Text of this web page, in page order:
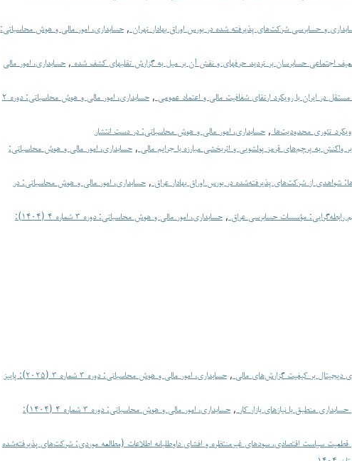
و حسابرسی شرکت‌های پذیرفته شده در بورس اوراق بهادار تهران , حسابداری، امور مالی و هوش محاسباتی:
اجتماعی حسابرسان بر تردید حرفه­ای و نقش آن بر میل به گزارش تقلب­های کشف شده , حسابداری، امور مالی
در ایران با رویکرد ارتقای شفافیت مالی و اعتماد عمومی ,
حسابداری، امور مالی و هوش محاسباتی: دوره ۲
تئوری محدودیت‌ها , حسابداری، امور مالی و هوش محاسباتی: در دست انتشار
به پرچم‌های قرمز پولشویی و اثربخشی مبارزه با جرایم مالی , حسابداری، امور مالی و هوش محاسباتی:
شواهدی از شرکت‌های پذیرفته‌شده در بورس اوراق بهادار عراق , حسابداری، امور مالی و هوش محاسباتی: در
رابطه‌گرایی: مؤسسات حسابرسی عراق ,
حسابداری، امور مالی و هوش محاسباتی: دوره ۳ شماره ۴ (۱۴۰۴):
دیجیتال بر کیفیت گزارش‌های مالی ,
حسابداری، امور مالی و هوش محاسباتی: دوره ۳ شماره ۳ (۲۰۲۵): پاییز
منطبق با نیازهای بازار کار ,
حسابداری، امور مالی و هوش محاسباتی: دوره ۳ شماره ۴ (۱۴۰۴):
قطعیت سیاست اقتصادی، سودهای غیرمنتظره و افشای داوطلبانه اطلاعات (مطالعه موردی: شرکت‌های پذیرفته‌شده